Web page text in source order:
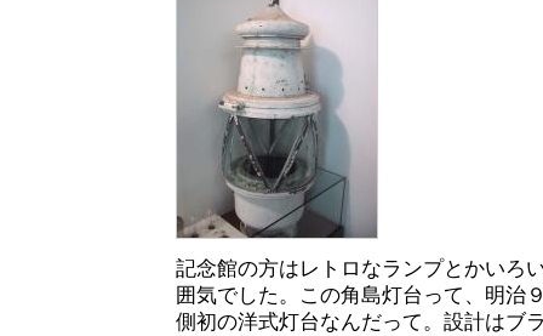
記念館の方はレトロなランプとかいろ
囲気でした。この角島灯台って、明治
側初の洋式灯台なんだって。設計はブ